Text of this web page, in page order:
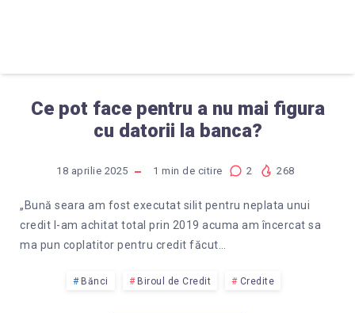
Ce pot face pentru a nu mai figura
cu datorii la banca?
18 aprilie 2025 1 min de citire 2 268
„Bună seara am fost executat silit pentru neplata unui
credit l-am achitat total prin 2019 acuma am încercat sa
ma pun coplatitor pentru credit făcut…
Bănci Biroul de Credit Credite